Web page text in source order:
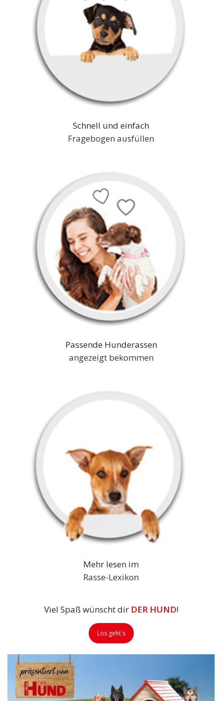
Schnell und einfach
Fragebogen ausfüllen
Passende Hunderassen
angezeigt bekommen
Mehr lesen im
Rasse-Lexikon
Viel Spaß wünscht dir DER HUND!
Los geht´s